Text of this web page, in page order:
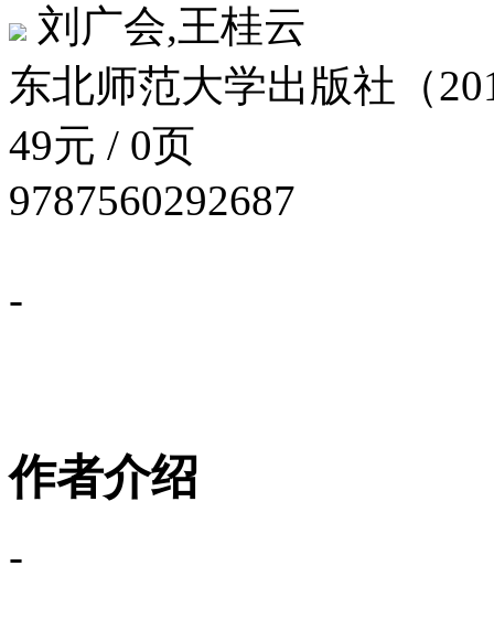
刘广会,王桂云
东北师范大学出版社（
49元 / 0页
9787560292687
-
作者介绍
-